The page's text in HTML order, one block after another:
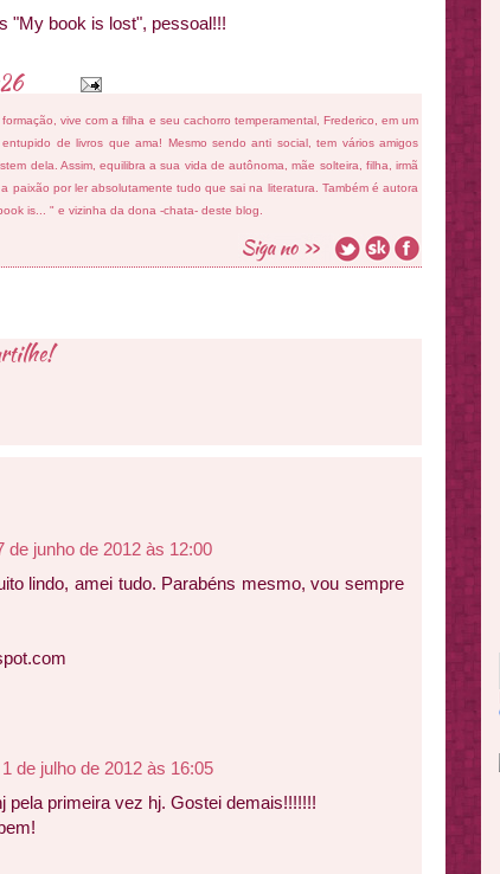
"My book is lost", pessoal!!!
vive com a filha e seu cachorro temperamental, Frederico, em um
entupido de livros que ama! Mesmo sendo anti social, tem vários amigos
dela. Assim, equilibra a sua vida de autônoma, mãe solteira, filha, irmã
paixão por ler absolutamente tudo que sai na literatura. Também é autora
is... " e vizinha da dona -chata- deste blog.
de junho de 2012 às 12:00
lindo, amei tudo. Parabéns mesmo, vou sempre
1 de julho de 2012 às 16:05
pela primeira vez hj. Gostei demais!!!!!!!